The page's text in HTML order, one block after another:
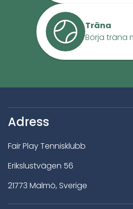
Träna
Börja träna
Adress
Fair Play Tennisklubb
Erikslustvägen 56
21773 Malmö, Sverige